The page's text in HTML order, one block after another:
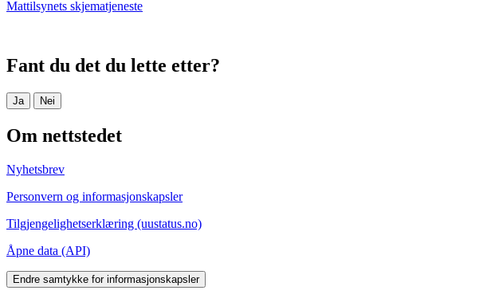
Mattilsynets skjematjeneste
Fant du det du lette etter?
Ja Nei
Om nettstedet
Nyhetsbrev
Personvern og informasjonskapsler
Tilgjengelighetserklæring (uustatus.no)
Åpne data (API)
Endre samtykke for informasjonskapsler